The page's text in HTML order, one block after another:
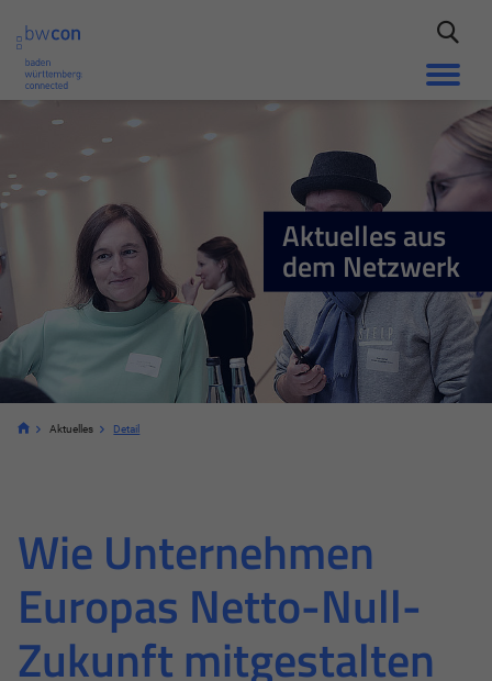
Aktuelles aus
dem Netzwerk
Aktuelles Detail
Wie Unternehmen
Europas Netto-Null-
Zukunft mitgestalten